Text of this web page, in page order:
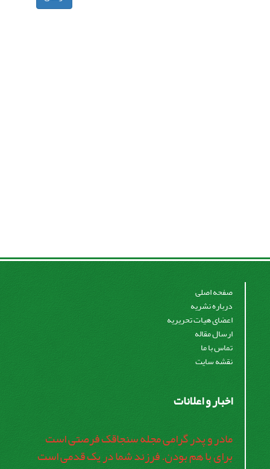
صفحه اصلی
درباره نشریه
اعضای هیات تحریریه
ارسال مقاله
تماس با ما
نقشه سایت
اخبار و اعلانات
مادر و پدر گرامی مجله سنجاقک فرصتی است
برای با هم بودن. فرزند شما در یک قدمی است